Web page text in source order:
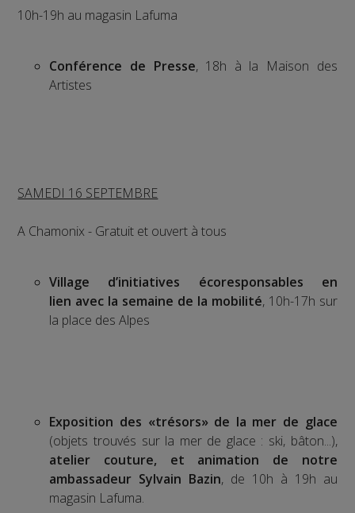
10h-19h au magasin Lafuma
Conférence de Presse, 18h à la Maison des
Artistes
SAMEDI 16 SEPTEMBRE
A Chamonix - Gratuit et ouvert à tous
Village d’initiatives écoresponsables en
lien avec la semaine de la mobilité, 10h-17h sur
la place des Alpes
Exposition des «trésors» de la mer de glace
(objets trouvés sur la mer de glace : ski, bâton...),
atelier couture, et animation de notre
ambassadeur Sylvain Bazin, de 10h à 19h au
magasin Lafuma.